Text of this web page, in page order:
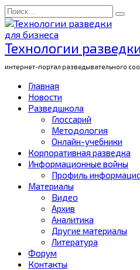
Перейти
к
содержанию
Search
for:
Технологии
интернет-портал разведывательного
Главная
Новости
Разведшкола
Глоссарий
Методология
Онлайн-учебники
Корпоративная разведка
Информационные войны
Профиль
Материалы
Видео
Архив
Аналитика
Другие материалы
Литература
Форум
Контакты